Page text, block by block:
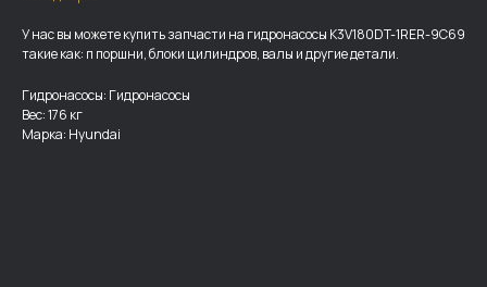
У нас вы можете купить запчасти на гидронасосы K3V180DT-1RER-9C69
такие как: п поршни, блоки цилиндров, валы и другие детали.
Гидронасосы: Гидронасосы
Вес: 176 кг
Марка: Hyundai
Мы доставляем запчасти по
всей России, а также в страны
ближнего СНГ (Казахстан,
Узбекистан, … ).
У нас отлично налажена внутренняя система